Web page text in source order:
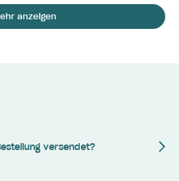
anzeigen
versendet?